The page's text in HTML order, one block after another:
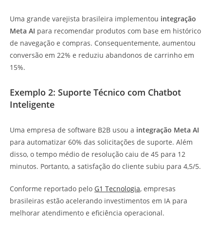
Uma grande varejista brasileira implementou integração
Meta AI para recomendar produtos com base em histórico
de navegação e compras. Consequentemente, aumentou
conversão em 22% e reduziu abandonos de carrinho em
15%.
Exemplo 2: Suporte Técnico com Chatbot
Inteligente
Uma empresa de software B2B usou a integração Meta AI
para automatizar 60% das solicitações de suporte. Além
disso, o tempo médio de resolução caiu de 45 para 12
minutos. Portanto, a satisfação do cliente subiu para 4,5/5.
Conforme reportado pelo G1 Tecnologia, empresas
brasileiras estão acelerando investimentos em IA para
melhorar atendimento e eficiência operacional.